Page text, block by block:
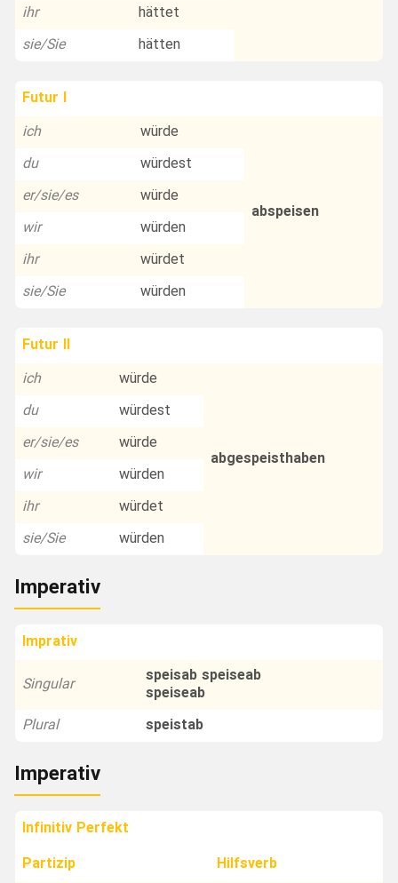
ihr
hättet
sie/Sie
hätten
Futur I
ich
würde
abspeisen
du
würdest
er/sie/es
würde
wir
würden
ihr
würdet
sie/Sie
würden
Futur II
ich
würde
abgespeisthaben
du
würdest
er/sie/es
würde
wir
würden
ihr
würdet
sie/Sie
würden
Imperativ
Imprativ
Singular
speisab speiseab
speiseab
Plural
speistab
Imperativ
Infinitiv Perfekt
Partizip
Hilfsverb